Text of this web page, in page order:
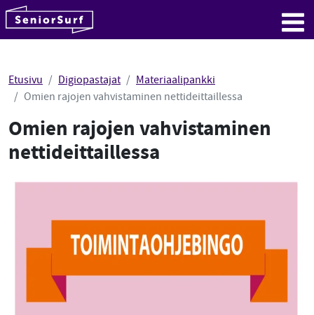
Hyppää sisältöön
Etusivu Digiopastajat
Materiaalipankki
Omien rajojen vahvistaminen nettideittaillessa
Omien rajojen vahvistaminen
nettideittaillessa